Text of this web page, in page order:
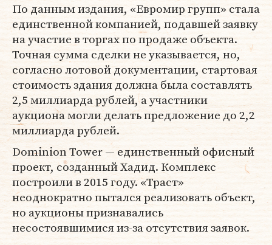
По данным издания, «Евромир групп» стала
единственной компанией, подавшей заявку
на участие в торгах по продаже объекта.
Точная сумма сделки не указывается, но,
согласно лотовой документации, стартовая
стоимость здания должна была составлять
2,5 миллиарда рублей, а участники
аукциона могли делать предложение до 2,2
миллиарда рублей.
Dominion Tower — единственный офисный
проект, созданный Хадид. Комплекс
построили в 2015 году. «Траст»
неоднократно пытался реализовать объект,
но аукционы признавались
несостоявшимися из-за отсутствия заявок.